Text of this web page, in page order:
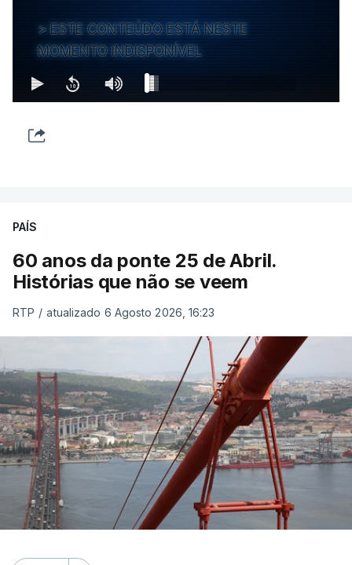
ESTE CONTEÚDO ESTÁ NESTE
MOMENTO INDISPONÍVEL
PAÍS
60 anos da ponte 25 de Abril.
Histórias que não se veem
RTP / atualizado 6 Agosto 2026, 16:23